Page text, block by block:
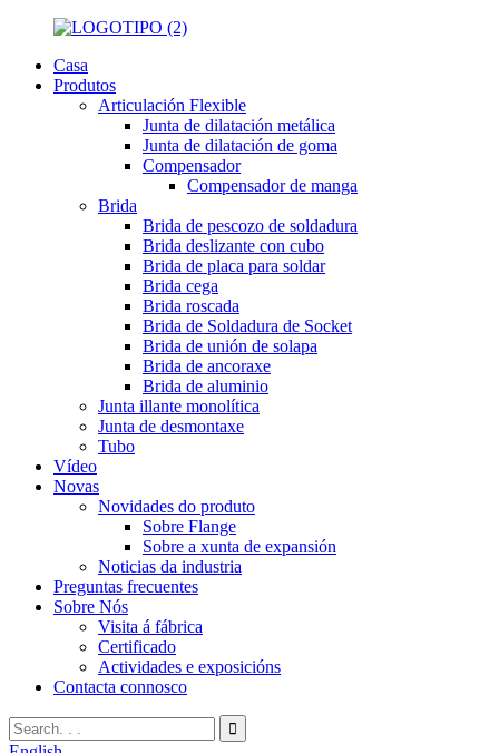
Casa
Produtos
Articulación Flexible
Junta de dilatación metálica
Junta de dilatación de goma
Compensador
Compensador de manga
Brida
Brida de pescozo de soldadura
Brida deslizante con cubo
Brida de placa para soldar
Brida cega
Brida roscada
Brida de Soldadura de Socket
Brida de unión de solapa
Brida de ancoraxe
Brida de aluminio
Junta illante monolítica
Junta de desmontaxe
Tubo
Vídeo
Novas
Novidades do produto
Sobre Flange
Sobre a xunta de expansión
Noticias da industria
Preguntas frecuentes
Sobre Nós
Visita á fábrica
Certificado
Actividades e exposicións
Contacta connosco